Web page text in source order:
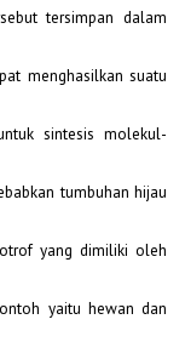
tersimpan dalam
menghasilkan suatu
sintesis molekul-
tumbuhan hijau
yang dimiliki oleh
yaitu hewan dan